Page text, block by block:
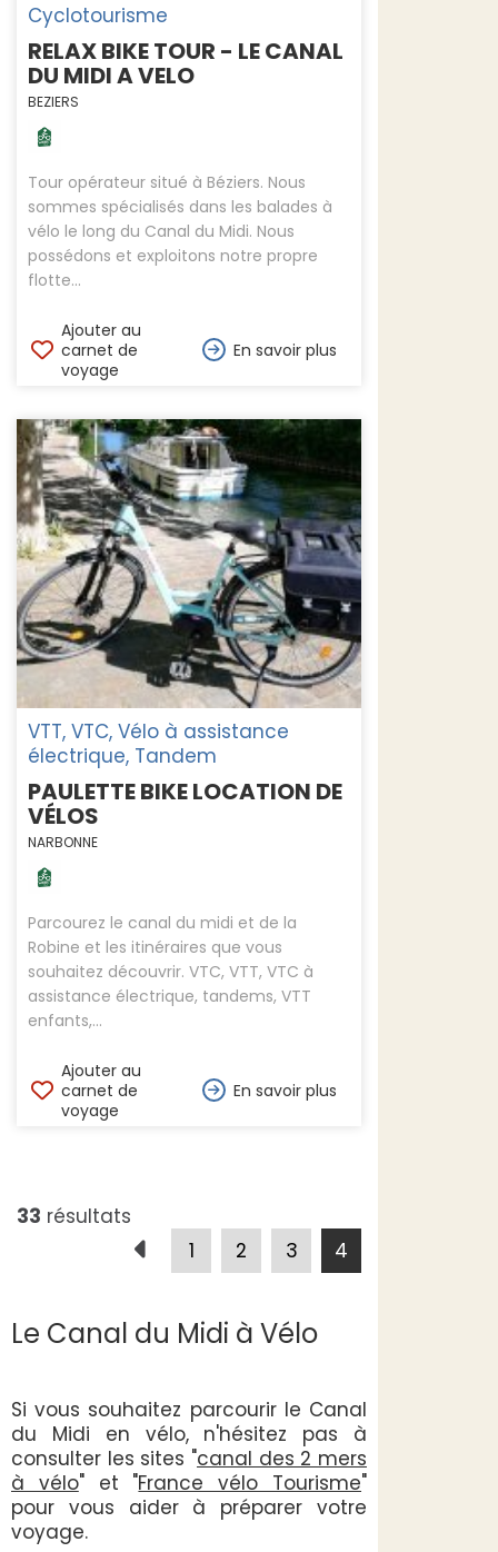
Cyclotourisme
RELAX BIKE TOUR - LE CANAL
DU MIDI A VELO
BEZIERS
Tour opérateur situé à Béziers. Nous
sommes spécialisés dans les balades à
vélo le long du Canal du Midi. Nous
possédons et exploitons notre propre
flotte...
Ajouter au
carnet de
voyage
En savoir plus
VTT, VTC, Vélo à assistance
électrique, Tandem
PAULETTE BIKE LOCATION DE
VÉLOS
NARBONNE
Parcourez le canal du midi et de la
Robine et les itinéraires que vous
souhaitez découvrir. VTC, VTT, VTC à
assistance électrique, tandems, VTT
enfants,...
Ajouter au
carnet de
voyage
En savoir plus
33 résultats
1
2 3 4
Le Canal du Midi à Vélo
Si vous souhaitez parcourir le Canal
du Midi en vélo, n'hésitez pas à
consulter les sites "canal des 2 mers
à vélo" et "France vélo Tourisme"
pour vous aider à préparer votre
voyage.